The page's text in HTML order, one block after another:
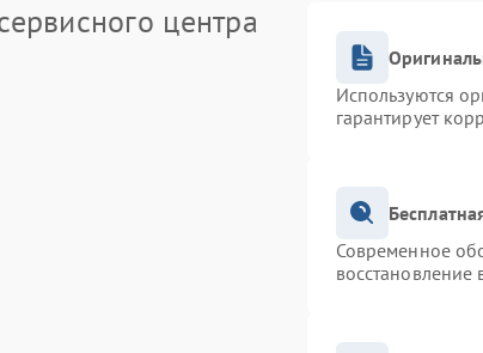
Повреждение системы защиты от
короткого замыкания
центра
Используются
гарантирует
Современное
восстановление